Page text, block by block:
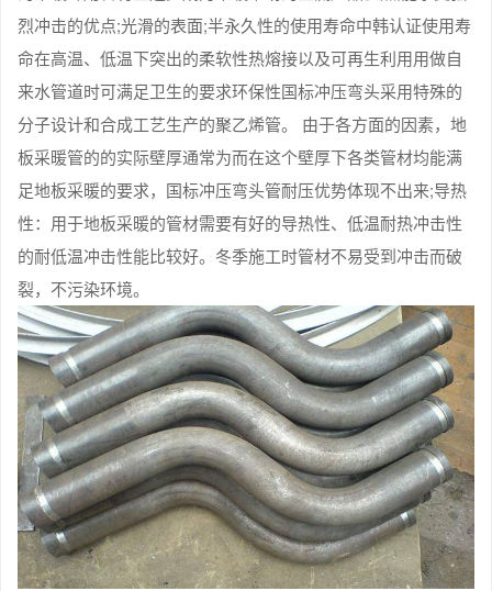
烈冲击的优点;光滑的表面;半永久性的使用寿命中韩认证使用寿
命在高温、低温下突出的柔软性热熔接以及可再生利用用做自
来水管道时可满足卫生的要求环保性国标冲压弯头采用特殊的
分子设计和合成工艺生产的聚乙烯管。 由于各方面的因素，地
板采暖管的的实际壁厚通常为而在这个壁厚下各类管材均能满
足地板采暖的要求，国标冲压弯头管耐压优势体现不出来;导热
性：用于地板采暖的管材需要有好的导热性、低温耐热冲击性
的耐低温冲击性能比较好。冬季施工时管材不易受到冲击而破
裂，不污染环境。